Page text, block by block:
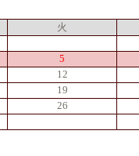
火
5
12
19
26